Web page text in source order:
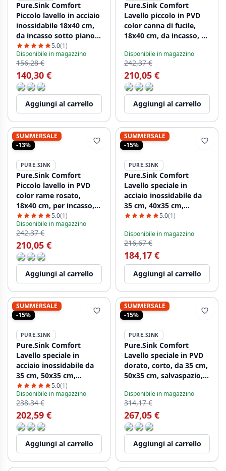
Pure.Sink Comfort
Piccolo lavello in acciaio
inossidabile 18x40 cm,
da incasso sotto piano,
a filo piano e da
appoggio PCM1840-02
5.0(1)
Disponibile in magazzino
156,28 €
140,30 €
Aggiungi al carrello
Pure.Sink Comfort
Lavello piccolo in PVD
color canna di fucile,
18x40 cm, da incasso, a
PCM840-61
Disponibile in magazzino
242,37 €
210,05 €
Aggiungi al carrello
SUMMERSALE
-13%
PURE.SINK
Pure.Sink Comfort
Piccolo lavello in PVD
color rame rosato,
18x40 cm, per incasso, a
filo piano e a incasso
parziale PCM1840-62
5.0(1)
Disponibile in magazzino
242,37 €
210,05 €
Aggiungi al carrello
SUMMERSALE
-15%
PURE.SINK
Pure.Sink Comfort
Lavello speciale in
acciaio inossidabile da
35 cm, 40x35 cm,
salvaspazio PCM4035-02
5.0(1)
Disponibile in magazzino
216,67 €
184,17 €
Aggiungi al carrello
SUMMERSALE
-15%
PURE.SINK
Pure.Sink Comfort
Lavello speciale in
acciaio inossidabile da
35 cm, 50x35 cm,
salvaspazio PCM5035-02
5.0(1)
Disponibile in magazzino
238,34 €
202,59 €
Aggiungi al carrello
SUMMERSALE
-15%
PURE.SINK
Pure.Sink Comfort
Lavello speciale in PVD
dorato, corto, da 35 cm,
50x35 cm, salvaspazio,
Disponibile in magazzino
314,17 €
267,05 €
Aggiungi al carrello